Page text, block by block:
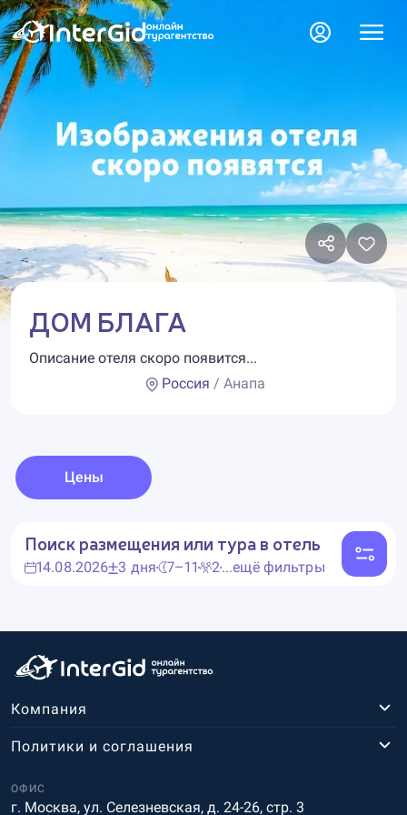
ДОМ БЛАГА
Описание отеля скоро появится...
Россия / Анапа
Цены
Поиск размещения или тура в отель
14.08.2026 3 дня 7–11 2...ещё фильтры
Компания
ОФИС
г. Москва, ул. Селезневская, д. 24-26, стр. 3
Политики и соглашения